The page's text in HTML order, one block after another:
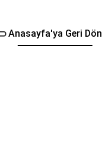
Anasayfa'ya Geri Dön